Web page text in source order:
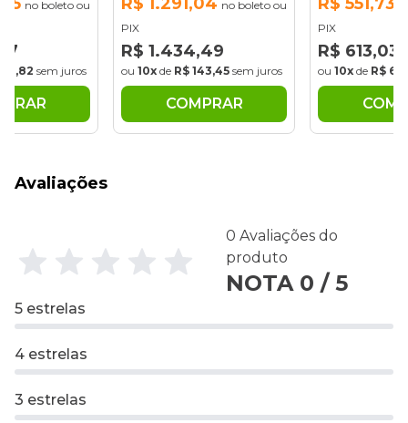
no boleto ou
sem juros
R$ 1.291,04 no boleto ou
PIX
R$ 1.434,49
ou 10x de R$ 143,45 sem juros
COMPRAR
R$ 551,73
PIX
R$ 613,03
ou 10x de R$
Avaliações
0 Avaliações do
produto
NOTA 0 / 5
5 estrelas
4 estrelas
3 estrelas